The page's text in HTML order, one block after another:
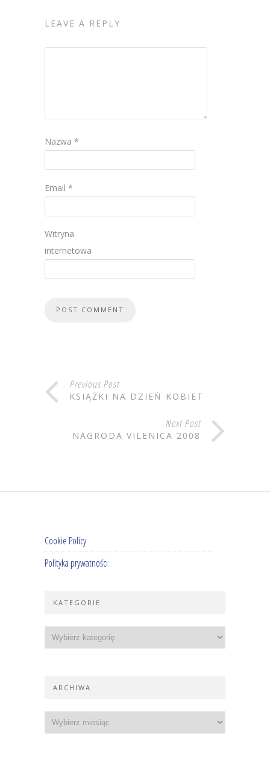
LEAVE A REPLY
Nazwa *
Email *
Witryna
internetowa
Previous Post
KSIĄŻKI NA DZIEŃ KOBIET
Next Post
NAGRODA VILENICA 2008
Cookie Policy
Polityka prywatności
KATEGORIE
ARCHIWA